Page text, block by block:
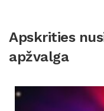
Apskrities
apžvalga